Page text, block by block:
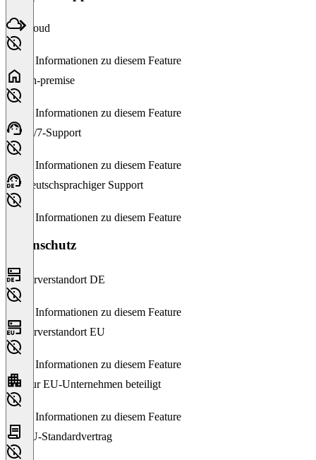
Cloud
Keine Informationen zu diesem Feature
On-premise
Keine Informationen zu diesem Feature
24/7-Support
Keine Informationen zu diesem Feature
Deutschsprachiger Support
Keine Informationen zu diesem Feature
Datenschutz
Serverstandort DE
Keine Informationen zu diesem Feature
Serverstandort EU
Keine Informationen zu diesem Feature
Nur EU-Unternehmen beteiligt
Keine Informationen zu diesem Feature
EU-Standardvertrag